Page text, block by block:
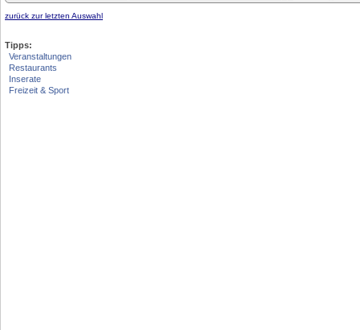
zurück zur letzten Auswahl
Tipps:
Veranstaltungen
Restaurants
Inserate
Freizeit & Sport